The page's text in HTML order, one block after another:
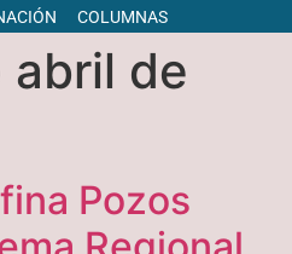
COLUMNAS
abril de
Pozos